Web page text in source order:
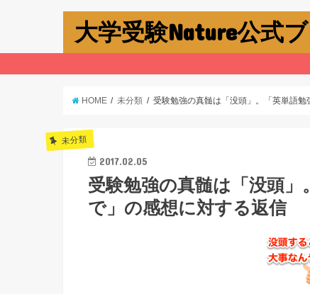
大学受験Nature公式
HOME 未分類 受験勉強の真髄は「没頭」。「英単語
未分類
2017.02.05
受験勉強の真髄は「没頭
で」の感想に対する返信